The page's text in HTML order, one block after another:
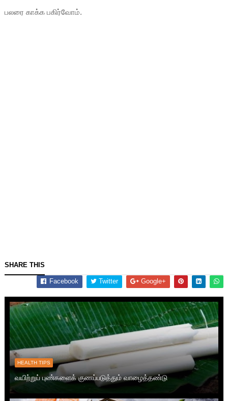
பலரை காக்க பகிர்வோம்.
SHARE THIS
Facebook Twitter Google+
HEALTH TIPS
வயிற்றுப் புண்களைக் குணப்படுத்தும் வாழைத்தண்டு